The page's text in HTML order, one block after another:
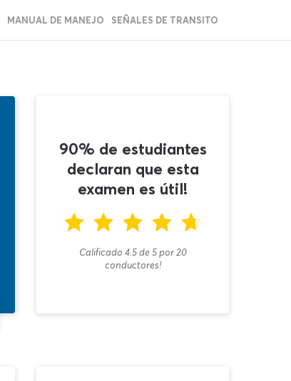
MANUAL DE MANEJO SEÑALES DE TRANSITO
90% de estudiantes
declaran que esta
examen es útil!
Calificado 4.5de5por20
conductores!